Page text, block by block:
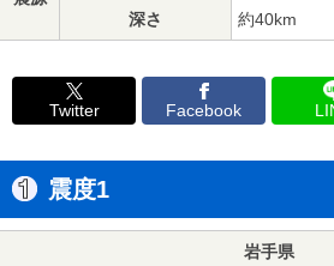
深さ 約40km
Twitter Facebook
震度1
岩手県